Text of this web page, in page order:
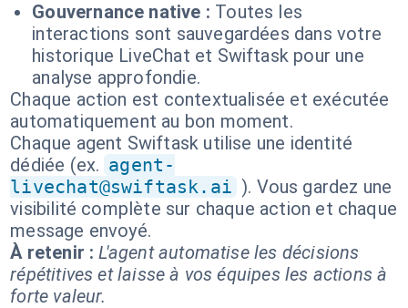
Gouvernance native : Toutes les
interactions sont sauvegardées dans votre
historique LiveChat et Swiftask pour une
analyse approfondie.
Chaque action est contextualisée et exécutée
automatiquement au bon moment.
Chaque agent Swiftask utilise une identité
dédiée (ex. agent-
livechat@swiftask.ai ). Vous gardez une
visibilité complète sur chaque action et chaque
message envoyé.
À retenir : L'agent automatise les décisions
répétitives et laisse à vos équipes les actions à
forte valeur.